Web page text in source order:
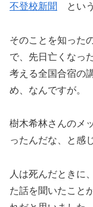
不登校新聞 という
そのことを知った
で、先日亡くなっ
考える全国合宿の
め、なんですが。
樹木希林さんのメ
ったんだな、と感
人は死んだときに
た話を聞いたこと